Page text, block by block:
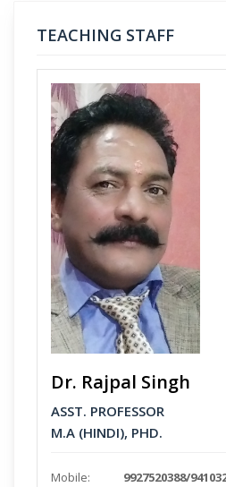
TEACHING STAFF
Dr. Rajpal Singh
ASST. PROFESSOR
M.A (HINDI), PHD.
Mobile: 9927520388/